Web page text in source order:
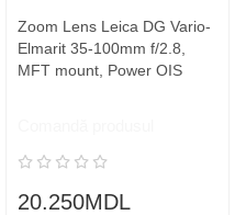
Zoom Lens Leica DG Vario-
Elmarit 35-100mm f/2.8,
MFT mount, Power OIS
20.250MDL